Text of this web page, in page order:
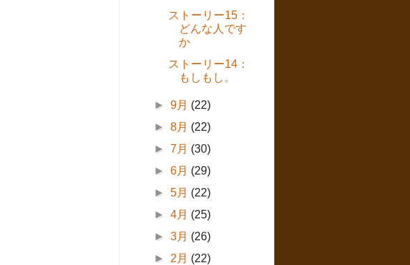
ストーリー15：
どんな人です
か
ストーリー14：
もしもし。
►9月 (22)
►8月 (22)
►7月 (30)
►6月 (29)
►5月 (22)
►4月 (25)
►3月 (26)
► 2月 (22)